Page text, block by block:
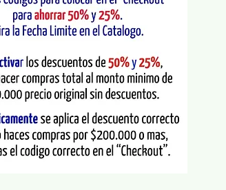
precio original sin DTO.
que solo va a pagar minimos
se muestra en el
enel "checkout"
has colocado el codigo
LANZAMIENTO50